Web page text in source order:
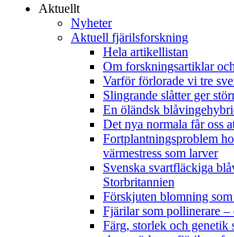
Aktuellt
Nyheter
Aktuell fjärilsforskning
Hela artikellistan
Om forskningsartiklar
Varför förlorade vi tre
Slingrande slåtter ger
En öländsk
Det nya normala får oss
Fortplantningsproblem
värmestress som larver
Svenska svartfläckiga
Storbritannien
Förskjuten blomning
Fjärilar som pollinerare –
Färg, storlek och genetik